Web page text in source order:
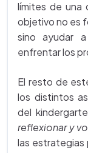
límites de una
objetivo no es
sino ayudar
enfrentar los
El resto de
los distintos
del
reflexionar y
las estrategias